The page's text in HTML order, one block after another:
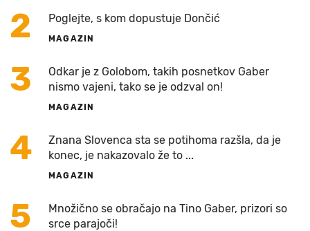
2 Poglejte, s kom dopustuje Dončić
MAGAZIN
3
Odkar je z Golobom, takih posnetkov Gaber
nismo vajeni, tako se je odzval on!
MAGAZIN
4
Znana Slovenca sta se potihoma razšla, da je
konec, je nakazovalo že to ...
MAGAZIN
5
Množično se obračajo na Tino Gaber, prizori so
srce parajoči!